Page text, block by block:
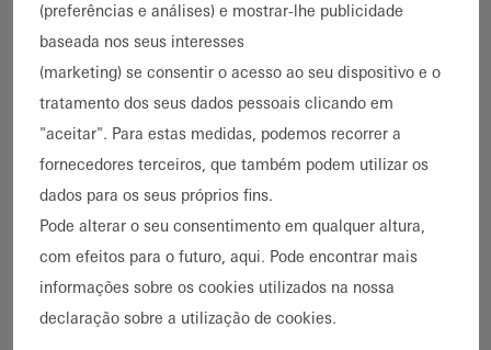
Filtre agora e encontre
referências relevantes
1 Referências
1 Mostrar referências
Destaque
Construção nova
(preferências e análises) e mostrar-lhe publicidade
baseada nos seus interesses
(marketing) se consentir o acesso ao seu dispositivo e o
tratamento dos seus dados pessoais clicando em
"aceitar". Para estas medidas, podemos recorrer a
fornecedores terceiros, que também podem utilizar os
dados para os seus próprios fins.
Pode alterar o seu consentimento em qualquer altura,
com efeitos para o futuro, aqui. Pode encontrar mais
informações sobre os cookies utilizados na nossa
declaração sobre a utilização de cookies.